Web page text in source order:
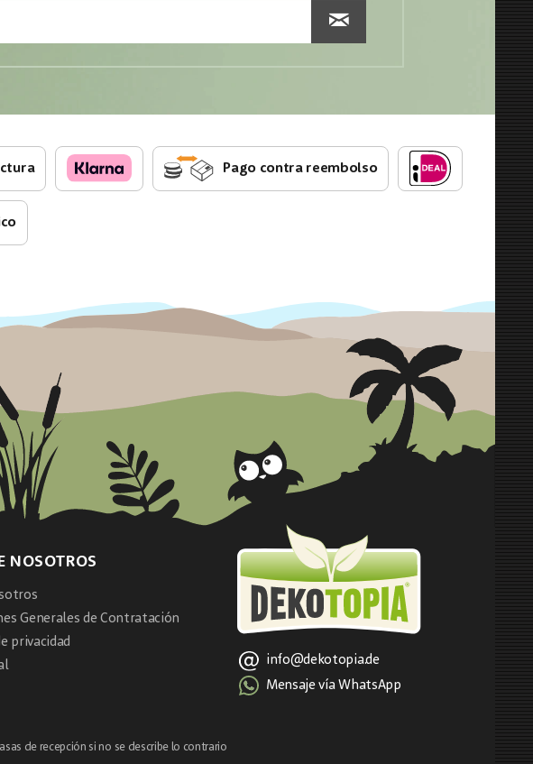
Pago contra reembolso
NOSOTROS
Generales de Contratación
privacidad
info@dekotopia.de
Mensaje vía WhatsApp
de recepción si no se describe lo contrario